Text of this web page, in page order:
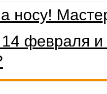
носу!
14 февраля